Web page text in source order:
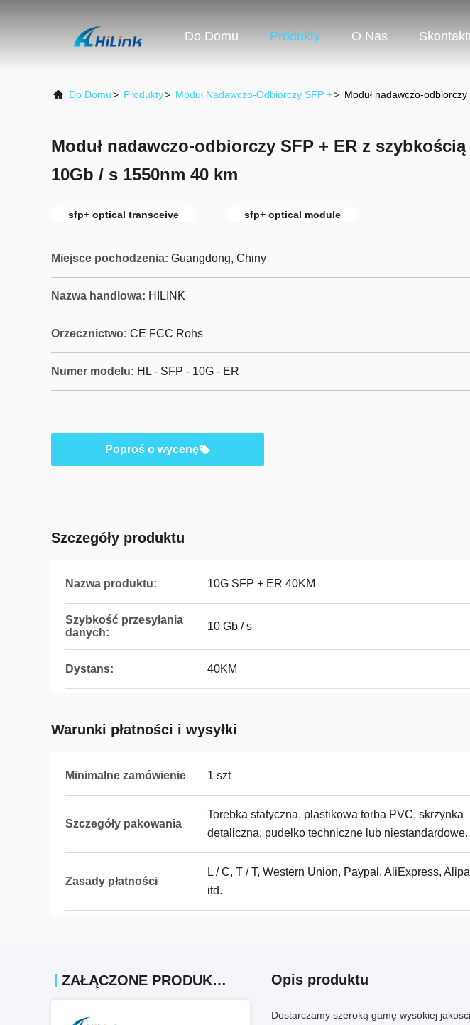
Do Domu Produkty O Nas
Do Domu> Produkty> Moduł Nadawczo-Odbiorczy SFP +> Moduł nadawczo-
Moduł nadawczo-odbiorczy SFP + ER z szybkością
10Gb / s 1550nm 40 km
sfp+ optical transceive sfp+ optical module
Miejsce pochodzenia: Guangdong, Chiny
Nazwa handlowa: HILINK
Orzecznictwo: CE FCC Rohs
Numer modelu: HL - SFP - 10G - ER
Poproś o wycenę
Szczegóły produktu
Nazwa produktu: 10G SFP + ER 40KM
Szybkość przesyłania
danych:
10 Gb / s
Dystans: 40KM
Warunki płatności i wysyłki
Minimalne zamówienie 1 szt
Szczegóły pakowania
Torebka statyczna, plastikowa torba PVC, skrzynka
detaliczna, pudełko techniczne lub niestandardowe.
Zasady płatności
L / C, T / T, Western Union, Paypal, AliExpress,
itd.
ZAŁĄCZONE PRODUKTY Opis produktu
Dostarczamy szeroką gamę wysokiej